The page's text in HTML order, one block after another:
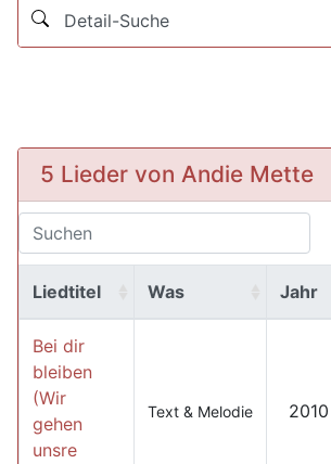
Detail-Suche
5 Lieder von Andie Mette
Liedtitel Was Jahr
Bei dir
bleiben
(Wir
gehen
unsre
Text & Melodie 2010